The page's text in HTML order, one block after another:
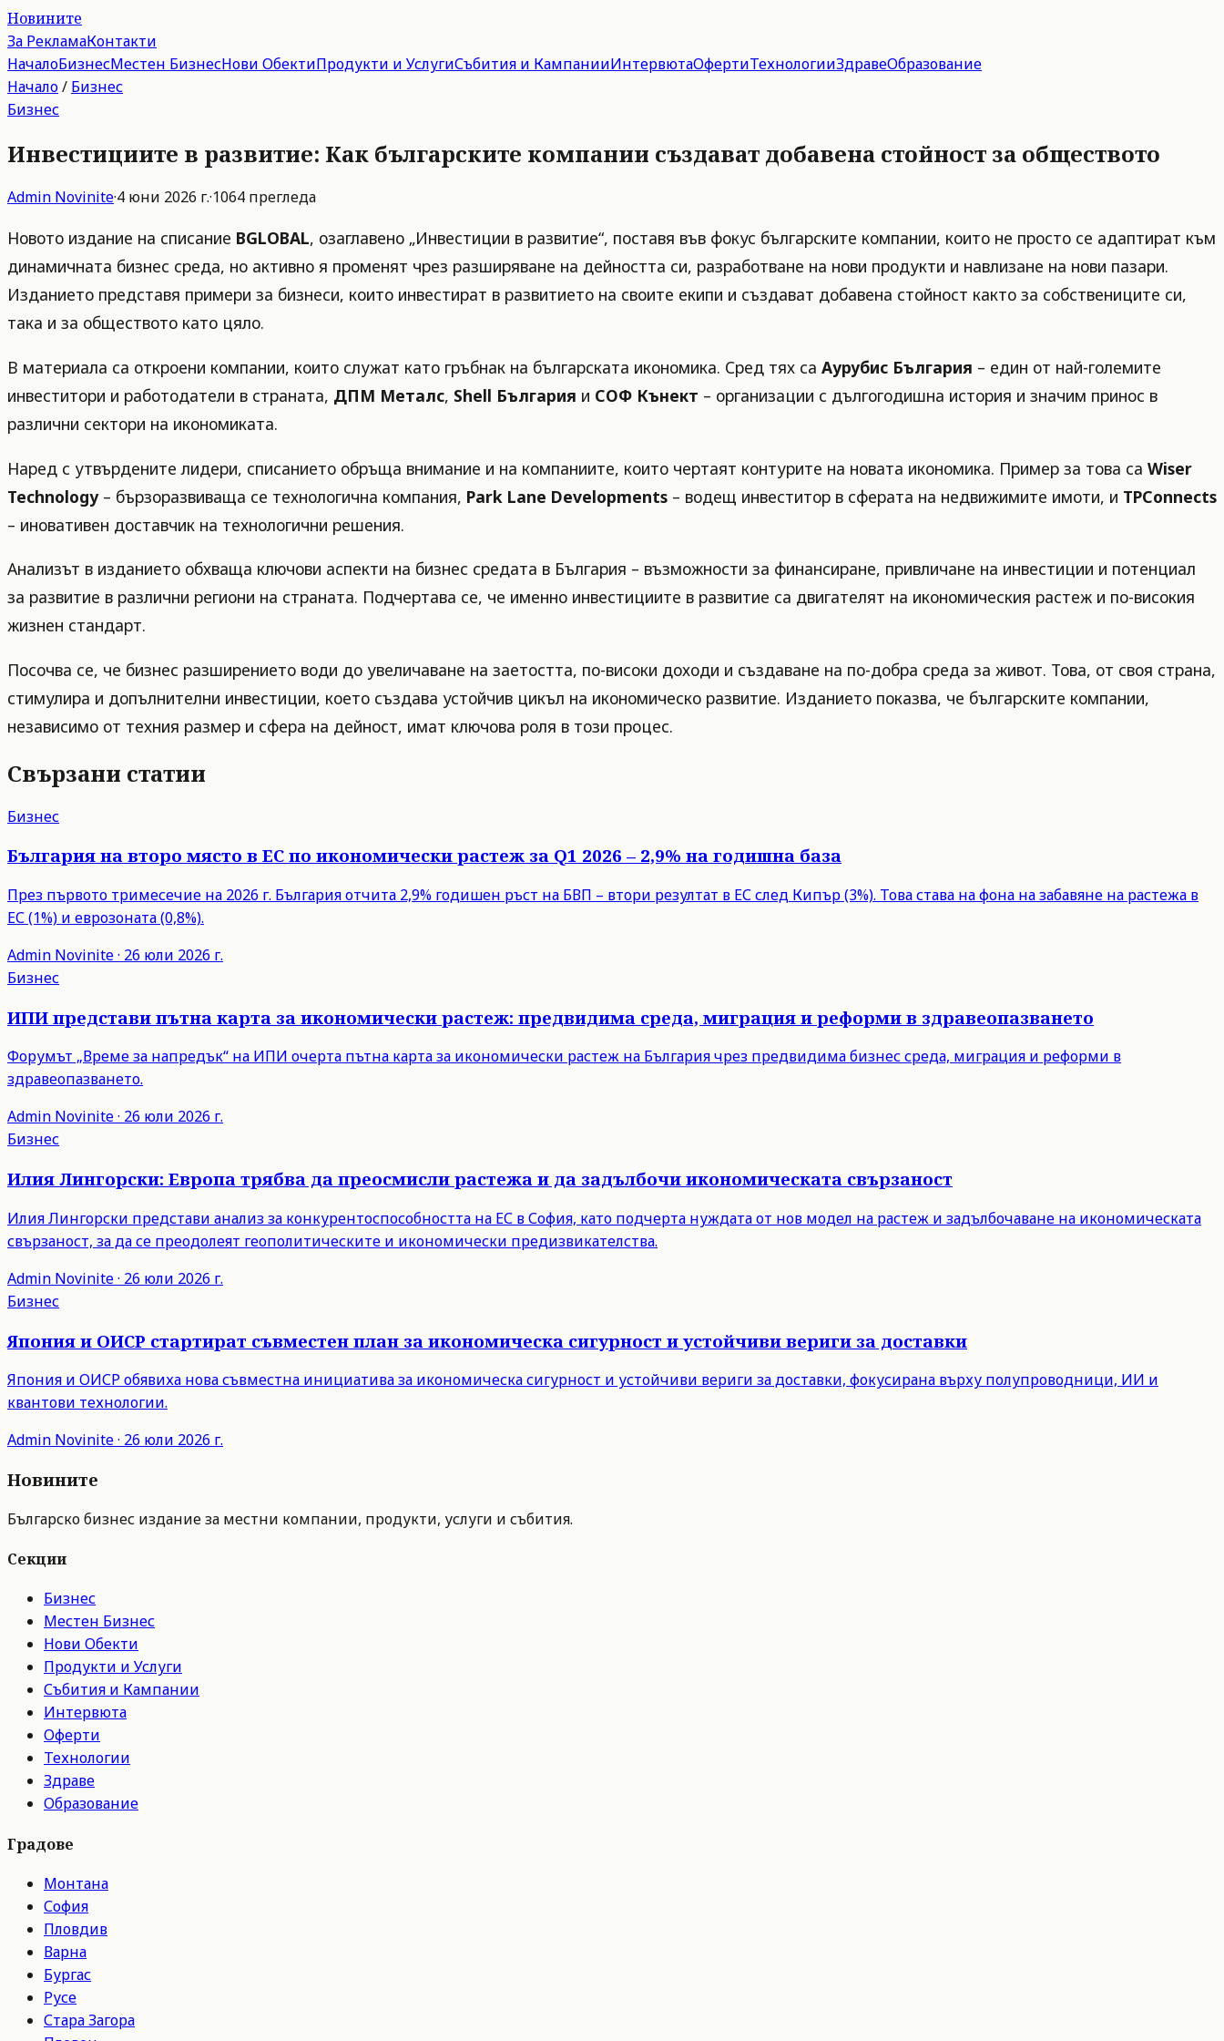
Новините
За РекламаКонтакти
НачалоБизнесМестен БизнесНови ОбектиПродукти и УслугиСъбития и КампанииИнтервютаОфертиТехнологииЗдравеОбразование
Начало/ Бизнес
Бизнес
Инвестициите в развитие: Как българските компании създават добавена стойност за обществото
Admin Novinite·4 юни 2026 г.·1064 прегледа
Новото издание на списание BGLOBAL, озаглавено „Инвестиции в развитие“, поставя във фокус българските компании, които не просто се адаптират към
динамичната бизнес среда, но активно я променят чрез разширяване на дейността си, разработване на нови продукти и навлизане на нови пазари.
Изданието представя примери за бизнеси, които инвестират в развитието на своите екипи и създават добавена стойност както за собствениците си,
така и за обществото като цяло.
В материала са откроени компании, които служат като гръбнак на българската икономика. Сред тях са Аурубис България – един от най-големите
инвеститори и работодатели в страната, ДПМ Металс, Shell България и СОФ Кънект – организации с дългогодишна история и значим принос в
различни сектори на икономиката.
Наред с утвърдените лидери, списанието обръща внимание и на компаниите, които чертаят контурите на новата икономика. Пример за това са Wiser
Technology– бързоразвиваща се технологична компания, Park Lane Developments – водещ инвеститор в сферата на недвижимите имоти, и TPConnects
– иновативен доставчик на технологични решения.
Анализът в изданието обхваща ключови аспекти на бизнес средата в България – възможности за финансиране, привличане на инвестиции и потенциал
за развитие в различни региони на страната. Подчертава се, че именно инвестициите в развитие са двигателят на икономическия растеж и по-високия
жизнен стандарт.
Посочва се, че бизнес разширението води до увеличаване на заетостта, по-високи доходи и създаване на по-добра среда за живот. Това, от своя страна,
стимулира и допълнителни инвестиции, което създава устойчив цикъл на икономическо развитие. Изданието показва, че българските компании,
независимо от техния размер и сфера на дейност, имат ключова роля в този процес.
Свързани статии
Бизнес
България на второ място в ЕС по икономически растеж за Q1 2026 – 2,9% на годишна база
През първото тримесечие на 2026 г. България отчита 2,9% годишен ръст на БВП – втори резултат в ЕС след Кипър (3%). Това става на фона на забавяне на растежа в
ЕС (1%) и еврозоната (0,8%).
Admin Novinite· 26 юли 2026 г.
Бизнес
ИПИ представи пътна карта за икономически растеж: предвидима среда, миграция и реформи в здравеопазването
Форумът „Време за напредък“ на ИПИ очерта пътна карта за икономически растеж на България чрез предвидима бизнес среда, миграция и реформи в
здравеопазването.
Admin Novinite· 26 юли 2026 г.
Бизнес
Илия Лингорски: Европа трябва да преосмисли растежа и да задълбочи икономическата свързаност
Илия Лингорски представи анализ за конкурентоспособността на ЕС в София, като подчерта нуждата от нов модел на растеж и задълбочаване на икономическата
свързаност, за да се преодолеят геополитическите и икономически предизвикателства.
Admin Novinite· 26 юли 2026 г.
Бизнес
Япония и ОИСР стартират съвместен план за икономическа сигурност и устойчиви вериги за доставки
Япония и ОИСР обявиха нова съвместна инициатива за икономическа сигурност и устойчиви вериги за доставки, фокусирана върху полупроводници, ИИ и
квантови технологии.
Admin Novinite· 26 юли 2026 г.
Новините
Българско бизнес издание за местни компании, продукти, услуги и събития.
Секции
Бизнес
Местен Бизнес
Нови Обекти
Продукти и Услуги
Събития и Кампании
Интервюта
Оферти
Технологии
Здраве
Образование
Градове
Монтана
София
Пловдив
Варна
Бургас
Русе
Стара Загора